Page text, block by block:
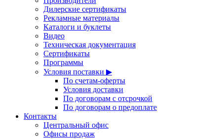
Дилерские сертификаты
Рекламные материалы
Каталоги и буклеты
Видео
Техническая документация
Сертификаты
Программы
Условия поставки ▶
По счетам-оферты
Условия доставки
По договорам с отсрочкой
По договорам о предоплате
Контакты
Центральный офис
Офисы продаж